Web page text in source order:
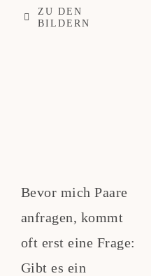
ZU DEN
BILDERN
Bevor mich Paare
anfragen, kommt
oft erst eine Frage:
Gibt es ein